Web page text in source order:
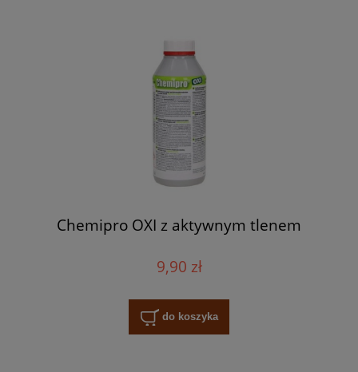
Chemipro OXI z aktywnym tlenem
9,90 zł
do koszyka